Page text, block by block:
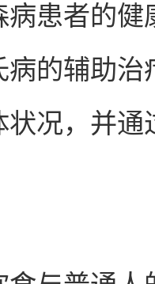
病患者的
病的辅助
状况，并